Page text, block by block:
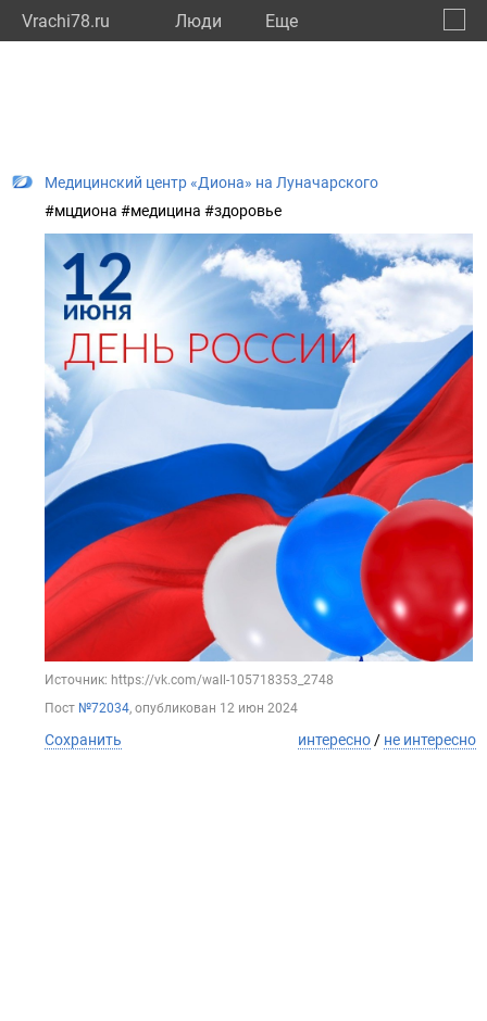
Vrachi78.ru Люди Eще
Медицинский центр «Диона» на Луначарского
#мцдиона #медицина #здоровье
Источник: https://vk.com/wall-105718353_2748
Пост №72034, опубликован 12 июн 2024
Сохранить интересно / не интересно